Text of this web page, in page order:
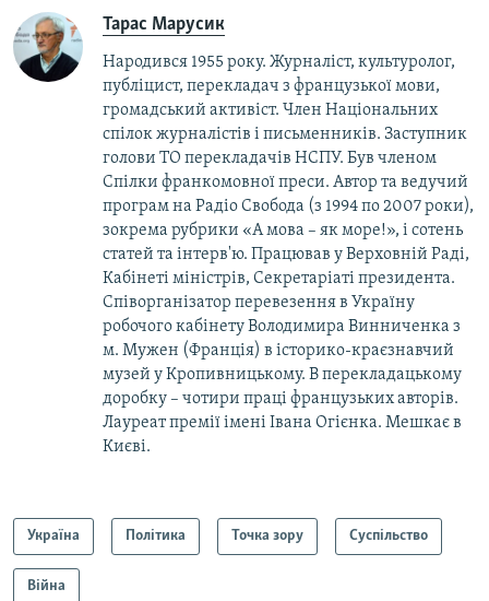
Тарас Марусик
Народився 1955 року. Журналіст, культуролог,
публіцист, перекладач з французької мови,
громадський активіст. Член Національних
спілок журналістів і письменників. Заступник
голови ТО перекладачів НСПУ. Був членом
Спілки франкомовної преси. Автор та ведучий
програм на Радіо Свобода (з 1994 по 2007 роки),
зокрема рубрики «А мова – як море!», і сотень
статей та інтерв'ю. Працював у Верховній Раді,
Кабінеті міністрів, Секретаріаті президента.
Співорганізатор перевезення в Україну
робочого кабінету Володимира Винниченка з
м. Мужен (Франція) в історико-краєзнавчий
музей у Кропивницькому. В перекладацькому
доробку – чотири праці французьких авторів.
Лауреат премії імені Івана Огієнка. Мешкає в
Києві.
Україна Політика Точка зору Суспільство
Війна